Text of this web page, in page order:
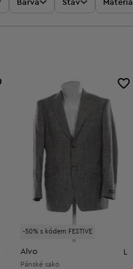
Barva Stav Materiál
-50% s kódem FESTIVE
Alvo
Pánské sako